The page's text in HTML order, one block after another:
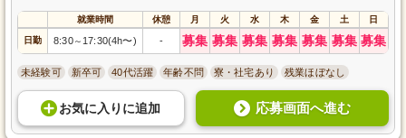
就業時間 休憩 月 火 水 木 金 土 日
日勤 8:30～ 17:30(4h〜) - 募集 募集 募集 募集 募集 募集 募集
未経験可 新卒可 40代活躍 年齢不問 寮・社宅あり 残業ほぼなし
お気に入り に追加 応募画面へ進む